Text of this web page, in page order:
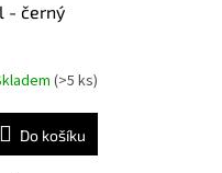
- černý
(>5 ks)
Do košíku